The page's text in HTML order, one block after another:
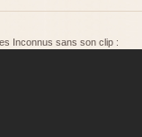
Inconnus sans son clip :